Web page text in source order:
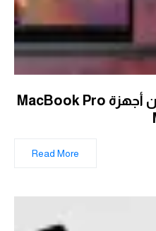
أبل تطلق الجيل الجديد من أجهزة MacBook Pro
Read More